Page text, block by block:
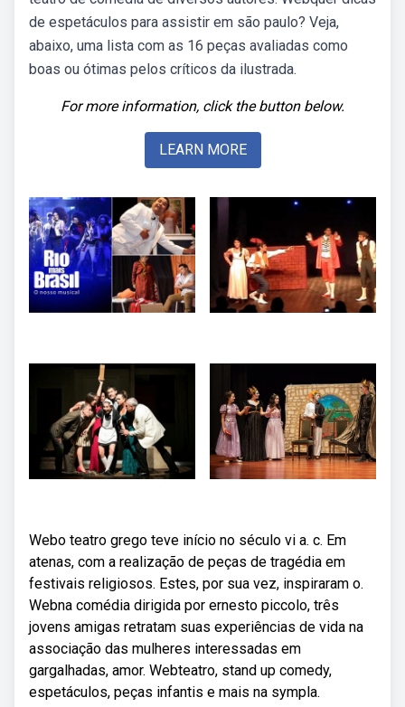
de espetáculos para assistir em são paulo? Veja,
abaixo, uma lista com as 16 peças avaliadas como
boas ou ótimas pelos críticos da ilustrada.
For more information, click the button below.
LEARN MORE
Webo teatro grego teve início no século vi a. c. Em
atenas, com a realização de peças de tragédia em
festivais religiosos. Estes, por sua vez, inspiraram o.
Webna comédia dirigida por ernesto piccolo, três
jovens amigas retratam suas experiências de vida na
associação das mulheres interessadas em
gargalhadas, amor. Webteatro, stand up comedy,
espetáculos, peças infantis e mais na sympla.